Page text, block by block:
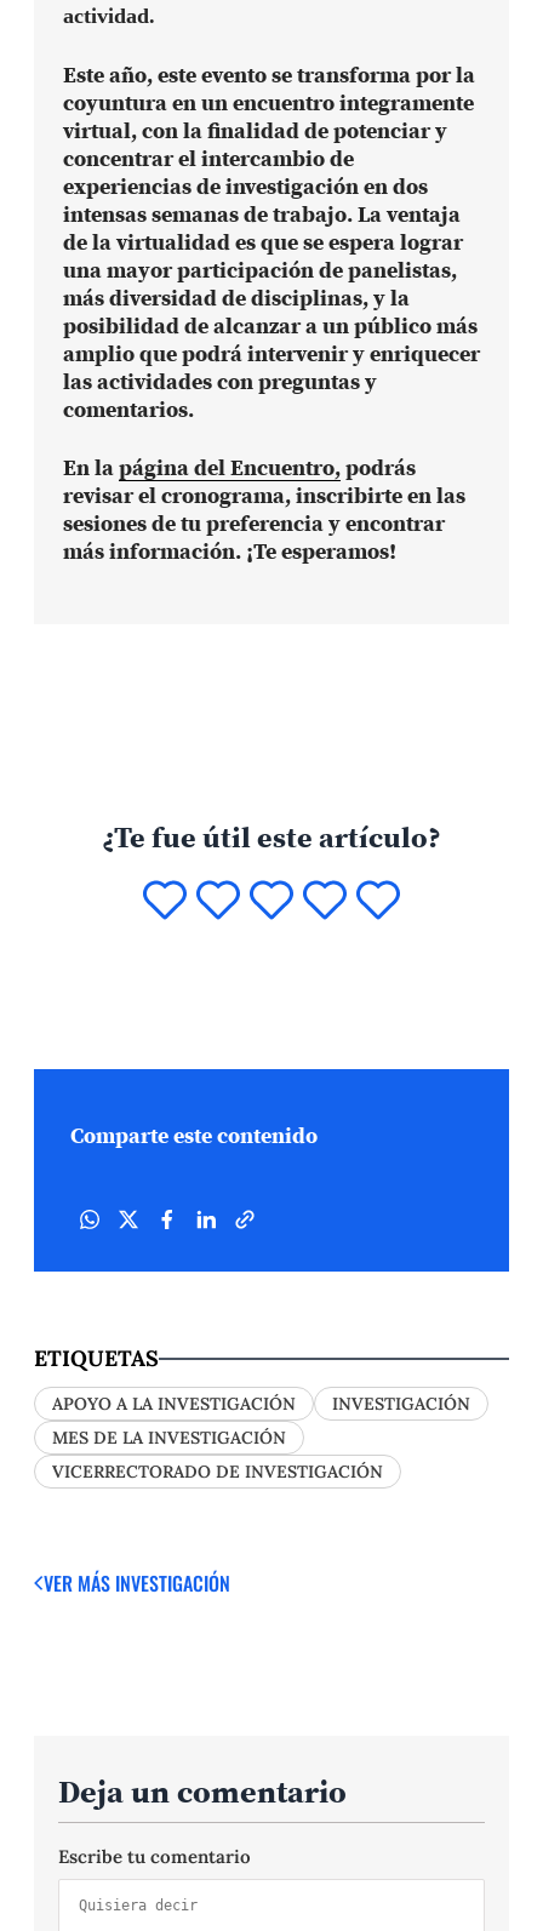
actividad.
Este año, este evento se transforma por la
coyuntura en un encuentro integramente
virtual, con la finalidad de potenciar y
concentrar el intercambio de
experiencias de investigación en dos
intensas semanas de trabajo. La ventaja
de la virtualidad es que se espera lograr
una mayor participación de panelistas,
más diversidad de disciplinas, y la
posibilidad de alcanzar a un público más
amplio que podrá intervenir y enriquecer
las actividades con preguntas y
comentarios.
En lapágina del Encuentro,podrás
revisar el cronograma, inscribirte en las
sesiones de tu preferencia y encontrar
más información. ¡Te esperamos!
¿Te fue útil este artículo?
Comparte este contenido
ETIQUETAS
APOYO A LA INVESTIGACIÓN
INVESTIGACIÓN
MES DE LA INVESTIGACIÓN
VICERRECTORADO DE INVESTIGACIÓN
VER MÁS INVESTIGACIÓN
Deja un comentario
Escribe tu comentario